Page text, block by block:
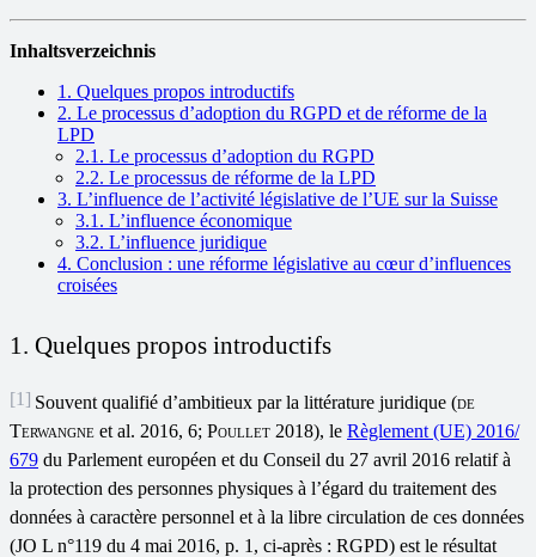
Inhaltsverzeichnis
1. Quelques propos introductifs
2. Le processus d’adoption du RGPD et de réforme de la
LPD
2.1. Le processus d’adoption du RGPD
2.2. Le processus de réforme de la LPD
3. L’influence de l’activité législative de l’UE sur la Suisse
3.1. L’influence économique
3.2. L’influence juridique
4. Conclusion : une réforme législative au cœur d’influences
croisées
1. Quelques propos introductifs
[1] Souvent qualifié d’ambitieux par la littérature juridique (de
Terwangne et al. 2016, 6; Poullet 2018), le Règlement (UE) 2016/
679 du Parlement européen et du Conseil du 27 avril 2016 relatif à
la protection des personnes physiques à l’égard du traitement des
données à caractère personnel et à la libre circulation de ces données
(JO L n°119 du 4 mai 2016, p. 1, ci-après : RGPD) est le résultat